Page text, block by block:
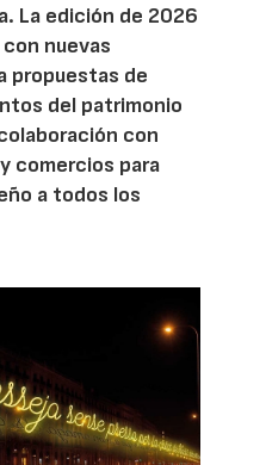
La edición de 2026
nuevas
propuestas de
del patrimonio
con
comercios para
a todos los